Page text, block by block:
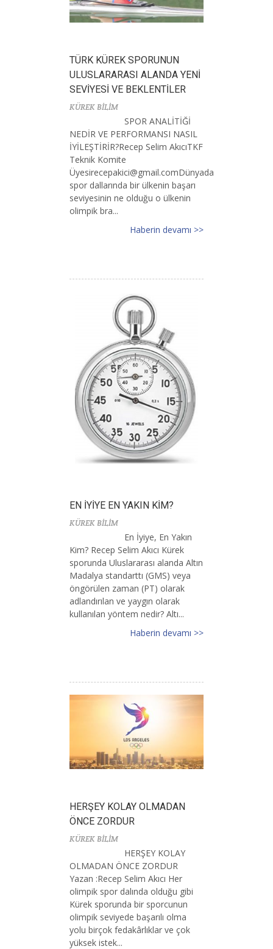
TÜRK KÜREK SPORUNUN
ULUSLARARASI ALANDA YENİ
SEVİYESİ VE BEKLENTİLER
KÜREK BİLİM
SPOR ANALİTİĞİ
NEDİR VE PERFORMANSI NASIL
İYİLEŞTİRİR?Recep Selim AkıcıTKF
Teknik Komite
Üyesirecepakici@gmail.comDünyada
spor dallarında bir ülkenin başarı
seviyesinin ne olduğu o ülkenin
olimpik bra...
Haberin devamı >>
EN İYİYE EN YAKIN KİM?
KÜREK BİLİM
En İyiye, En Yakın
Kim? Recep Selim Akıcı Kürek
sporunda Uluslararası alanda Altın
Madalya standarttı (GMS) veya
öngörülen zaman (PT) olarak
adlandırılan ve yaygın olarak
kullanılan yöntem nedir? Altı...
Haberin devamı >>
HERŞEY KOLAY OLMADAN
ÖNCE ZORDUR
KÜREK BİLİM
HERŞEY KOLAY
OLMADAN ÖNCE ZORDUR
Yazan :Recep Selim Akıcı Her
olimpik spor dalında olduğu gibi
Kürek sporunda bir sporcunun
olimpik seviyede başarılı olma
yolu birçok fedakârlıklar ve çok
yüksek istek...